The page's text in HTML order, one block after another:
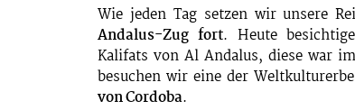
Wie jeden Tag setzen wir unsere
Andalus-Zug fort. Heute
Kalifats von Al Andalus, diese war
besuchen wir eine der
von Cordoba.